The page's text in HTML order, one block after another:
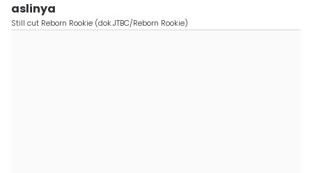
aslinya
Still cut Reborn Rookie (dok.JTBC/Reborn Rookie)